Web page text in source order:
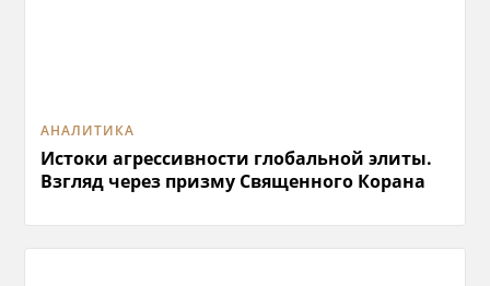
АНАЛИТИКА
Истоки агрессивности глобальной элиты.
Взгляд через призму Священного Корана